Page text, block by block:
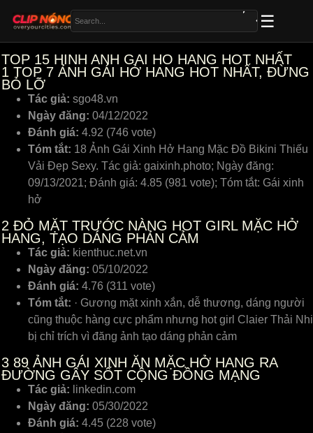
TOP 15 HINH ANH GAI HO HANG HOT NHẤT
1 TOP 7 ẢNH GÁI HỞ HANG HOT NHẤT, ĐỪNG
BỎ LỠ
Tác giả: sgo48.vn
Ngày đăng: 04/12/2022
Đánh giá: 4.92 (746 vote)
Tóm tắt: 18 Ảnh Gái Xinh Hở Hang Mặc Đồ Bikini Thiếu
Vải Đẹp Sexy. Tác giả: gaixinh.photo; Ngày đăng:
09/13/2021; Đánh giá: 4.85 (981 vote); Tóm tắt: Gái xinh
hở
2 ĐỎ MẶT TRƯỚC NÀNG HOT GIRL MẶC HỞ
HANG, TẠO DÁNG PHẢN CẢM
Tác giả: kienthuc.net.vn
Ngày đăng: 05/10/2022
Đánh giá: 4.76 (311 vote)
Tóm tắt: · Gương mặt xinh xắn, dễ thương, dáng người
cũng thuộc hàng cực phẩm nhưng hot girl Claier Thải Nhi
bị chỉ trích vì đăng ảnh tạo dáng phản cảm
3 89 ẢNH GÁI XINH ĂN MẶC HỞ HANG RA
ĐƯỜNG GÂY SỐT CỘNG ĐỒNG MẠNG
Tác giả: linkedin.com
Ngày đăng: 05/30/2022
Đánh giá: 4.45 (228 vote)